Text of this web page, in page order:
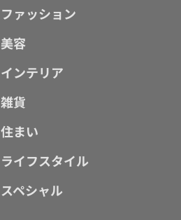
ファッション
美容
インテリア
雑貨
住まい
ライフスタイル
スペシャル